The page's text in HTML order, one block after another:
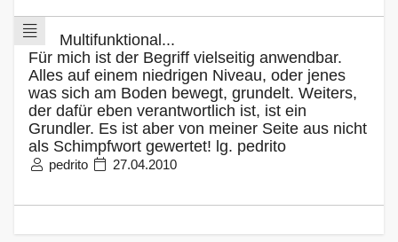
Multifunktional...
Für mich ist der Begriff vielseitig anwendbar.
Alles auf einem niedrigen Niveau, oder jenes
was sich am Boden bewegt, grundelt. Weiters,
der dafür eben verantwortlich ist, ist ein
Grundler. Es ist aber von meiner Seite aus nicht
als Schimpfwort gewertet! lg. pedrito
pedrito 27.04.2010